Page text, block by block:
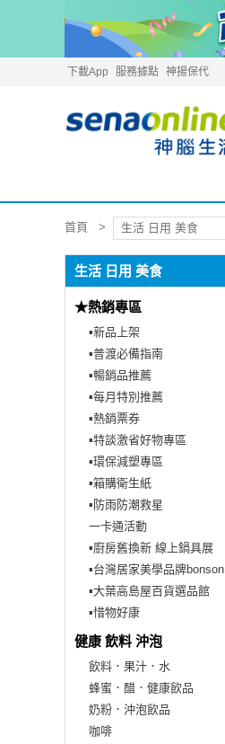
下載App 服務據點 神揚保代
首頁 生活 日用 美食
生活 日用 美食
★熱銷專區
▪︎新品上架
▪︎普渡必備指南
▪︎暢銷品推薦
▪︎每月特別推薦
▪︎熱銷票券
▪︎特談激省好物專區
▪︎環保減塑專區
▪︎箱購衛生紙
▪︎防雨防潮救星
一卡通活動
▪︎廚房舊換新 線上鍋具展
▪︎台灣居家美學品牌bonson
▪︎大葉高島屋百貨選品館
▪︎惜物好康
健康 飲料 沖泡
飲料．果汁．水
蜂蜜．醋．健康飲品
奶粉．沖泡飲品
咖啡